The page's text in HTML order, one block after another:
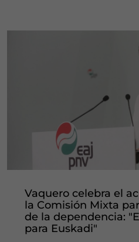
Vaquero celebra el
la Comisión Mixta
de la dependencia:
para Euskadi"